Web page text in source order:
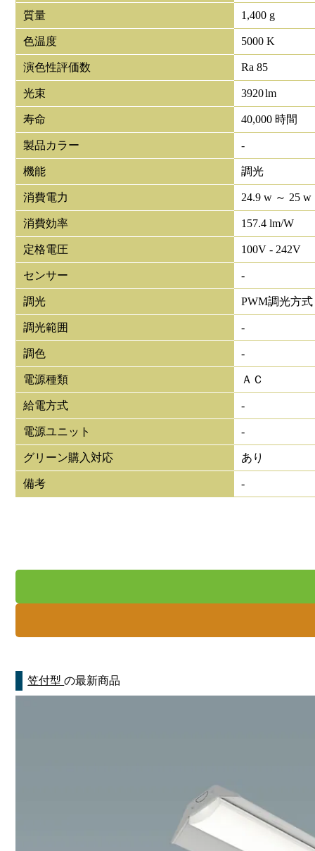
質量 1,400 g
色温度 5000 K
演色性評価数 Ra 85
光束 3920lm
寿命 40,000 時間
製品カラー -
機能 調光
消費電力 24.9 w ～ 25 w
消費効率 157.4 lm/W
定格電圧 100V - 242V
センサー -
調光 PWM調光方式
調光範囲 -
調色 -
電源種類 ＡＣ
給電方式 -
電源ユニット -
グリーン購入対応 あり
備考 -
笠付型の最新商品